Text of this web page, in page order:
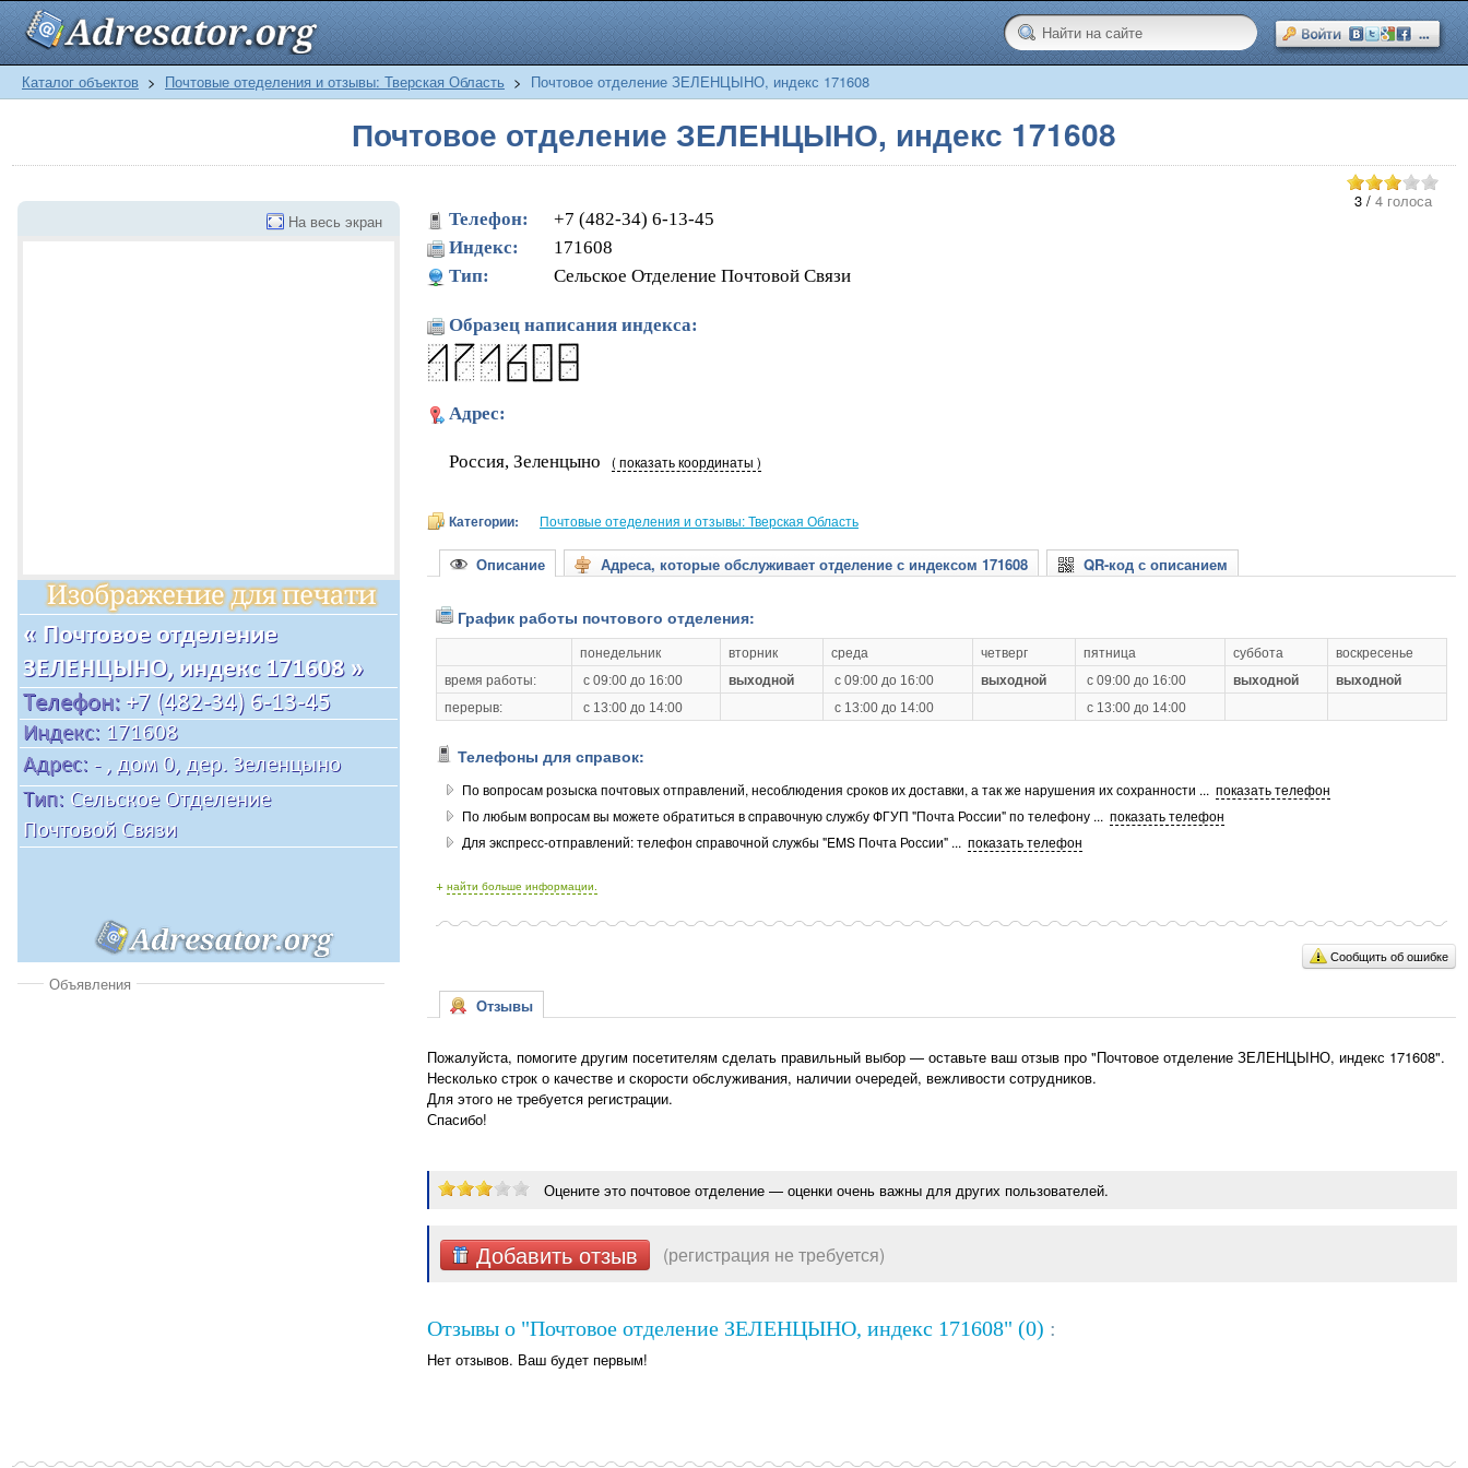
Каталог объектов > Почтовые отеделения и отзывы: Тверская Область > Почтовое отделение ЗЕЛЕНЦЫНО, индекс 171608
Почтовое отделение ЗЕЛЕНЦЫНО, индекс 171608
3 / 4 голоса
На весь экран
Объявления
Телефон:
+7 (482-34) 6-13-45
Индекс:
171608
Тип:
Сельское Отделение Почтовой Связи
Образец написания индекса:
Адрес:
Россия, Зеленцыно ( показать координаты )
Категории: Почтовые отеделения и отзывы: Тверская Область
Описание Адреса, которые обслуживает отделение с индексом 171608 QR-код с описанием
График работы почтового отделения:
понедельник вторник среда четверг пятница суббота
воскресенье
время работы:
с 09:00 до 16:00 выходной с 09:00 до 16:00 выходной с 09:00 до 16:00 выходной
выходной
перерыв:
с 13:00 до 14:00 с 13:00 до 14:00 с 13:00 до 14:00
Телефоны для справок:
По вопросам розыска почтовых отправлений, несоблюдения сроков их доставки, а так же нарушения их сохранности ... показать телефон
По любым вопросам вы можете обратиться в cправочную службу ФГУП "Почта России" по телефону ... показать телефон
Для экспресс-отправлений: телефон cправочной службы "EMS Почта России" ... показать телефон
+ найти больше информации.
Сообщить об ошибке
Отзывы
Пожалуйста, помогите другим посетителям сделать правильный выбор — оставьте ваш отзыв про "Почтовое отделение ЗЕЛЕНЦЫНО, индекс 171608".
Несколько строк о качестве и скорости обслуживания, наличии очередей, вежливости сотрудников.
Для этого не требуется регистрации.
Спасибо!
Оцените это почтовое отделение — оценки очень важны для других пользователей.
Добавить отзыв (регистрация не требуется)
Отзывы о "Почтовое отделение ЗЕЛЕНЦЫНО, индекс 171608" (0) :
Нет отзывов. Ваш будет первым!